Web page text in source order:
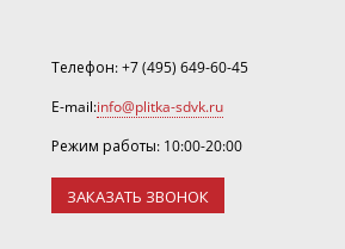
Телефон:+7 (495) 649-60-45
E-mail:info@plitka-sdvk.ru
Режим работы: 10:00-20:00
ЗАКАЗАТЬ ЗВОНОК